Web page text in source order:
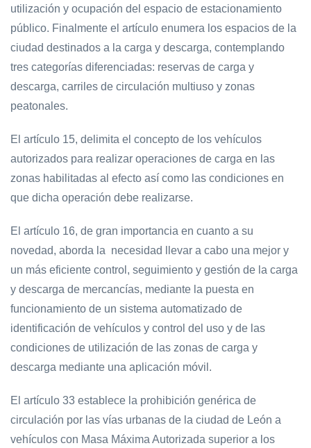
utilización y ocupación del espacio de estacionamiento
público. Finalmente el artículo enumera los espacios de la
ciudad destinados a la carga y descarga, contemplando
tres categorías diferenciadas: reservas de carga y
descarga, carriles de circulación multiuso y zonas
peatonales.
El artículo 15, delimita el concepto de los vehículos
autorizados para realizar operaciones de carga en las
zonas habilitadas al efecto así como las condiciones en
que dicha operación debe realizarse.
El artículo 16, de gran importancia en cuanto a su
novedad, aborda la necesidad llevar a cabo una mejor y
un más eficiente control, seguimiento y gestión de la carga
y descarga de mercancías, mediante la puesta en
funcionamiento de un sistema automatizado de
identificación de vehículos y control del uso y de las
condiciones de utilización de las zonas de carga y
descarga mediante una aplicación móvil.
El artículo 33 establece la prohibición genérica de
circulación por las vías urbanas de la ciudad de León a
vehículos con Masa Máxima Autorizada superior a los